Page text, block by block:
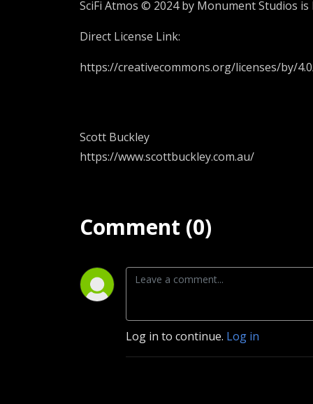
SciFi Atmos © 2024 by Monument Studios
Direct License Link:
https://creativecommons.org/licenses/by/
Scott Buckley
https://www.scottbuckley.com.au/
Comment (0)
Log in to continue. Log in